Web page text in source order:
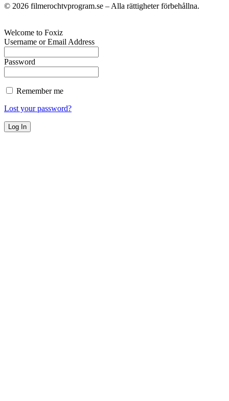
© 2026 filmerochtvprogram.se – Alla rättigheter förbehållna.
Welcome to Foxiz
Username or Email Address
Password
Remember me
Lost your password?